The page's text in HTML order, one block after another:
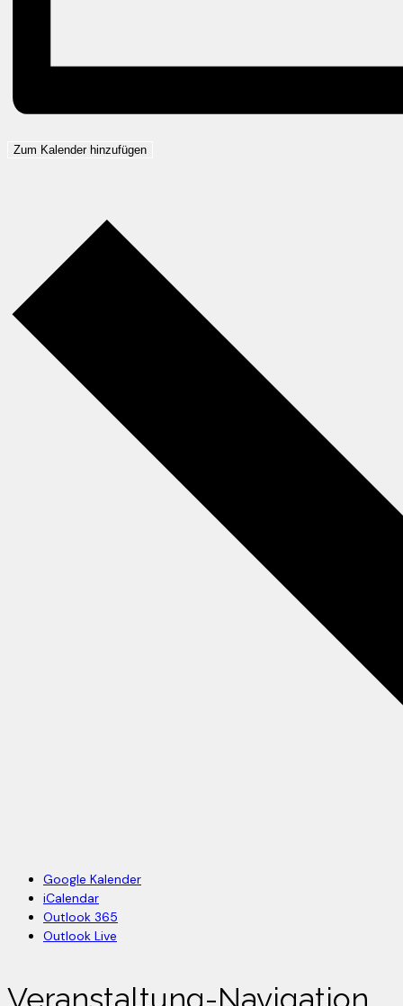
Zum Kalender hinzufügen
Google Kalender
iCalendar
Outlook 365
Outlook Live
Veranstaltung-Navigation